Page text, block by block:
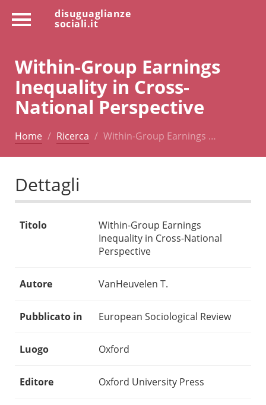
disuguaglianze
sociali.it
Within-Group Earnings
Inequality in Cross-
National Perspective
Home Ricerca Within-Group Earnings …
Dettagli
Titolo
Within-Group Earnings
Inequality in Cross-National
Perspective
Autore VanHeuvelen T.
Pubblicato in European Sociological Review
Luogo Oxford
Editore Oxford University Press